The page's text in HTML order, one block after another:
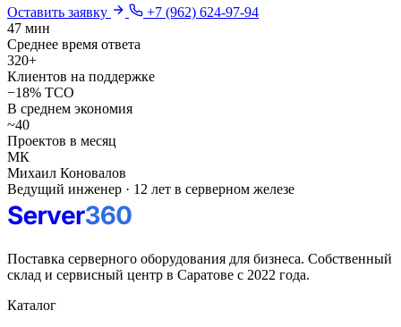
Оставить заявку
+7 (962) 624-97-94
47 мин
Среднее время ответа
320+
Клиентов на поддержке
−18% TCO
В среднем экономия
~40
Проектов в месяц
МК
Михаил Коновалов
Ведущий инженер · 12 лет в серверном железе
Поставка серверного оборудования для бизнеса. Собственный
склад и сервисный центр в Саратове с 2022 года.
Каталог